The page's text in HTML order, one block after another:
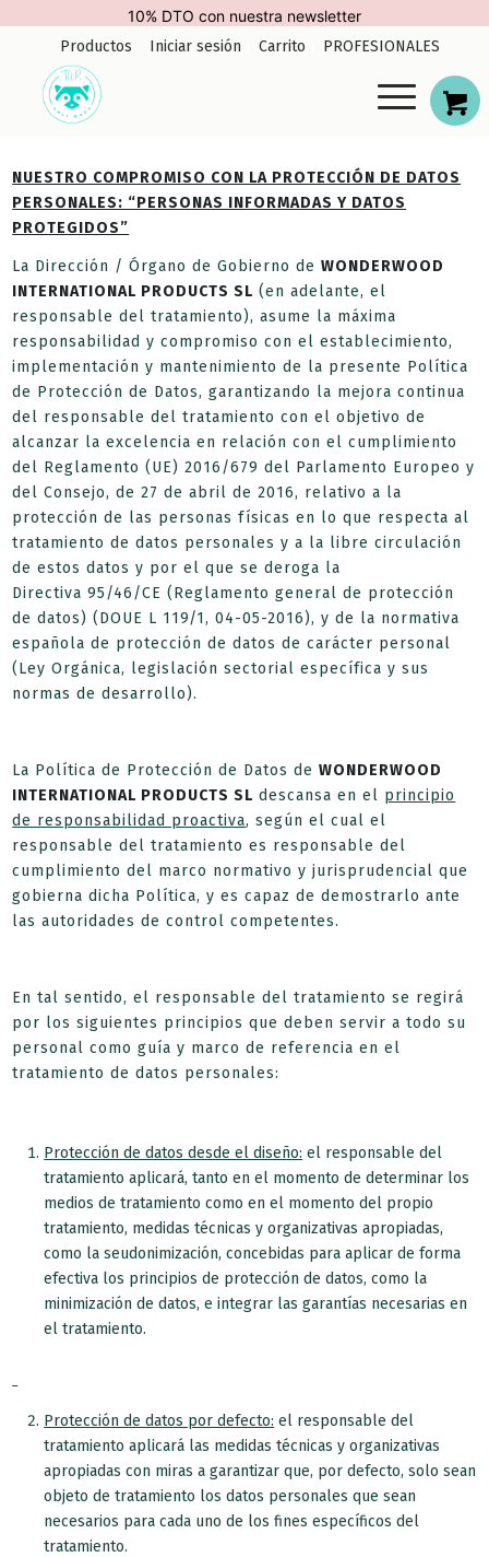
10% DTO con nuestra newsletter
Productos
Iniciar sesión Carrito PROFESIONALES
NUESTRO COMPROMISO CON LA PROTECCIÓN DE DATOS
PERSONALES: “PERSONAS INFORMADAS Y DATOS
PROTEGIDOS”
La Dirección / Órgano de Gobierno deWONDERWOOD
INTERNATIONAL PRODUCTS SL (en adelante, el
responsable del tratamiento), asume la máxima
responsabilidad y compromiso con el establecimiento,
implementación y mantenimiento de la presente Política
de Protección de Datos, garantizando la mejora continua
del responsable del tratamiento con el objetivo de
alcanzar la excelencia en relación con el cumplimiento
del Reglamento (UE) 2016/679 del Parlamento Europeo y
del Consejo, de 27 de abril de 2016, relativo a la
protección de las personas físicas en lo que respecta al
tratamiento de datos personales y a la libre circulación
de estos datos y por el que se deroga la
Directiva 95/46/CE (Reglamento general de protección
de datos) (DOUE L 119/1, 04-05-2016), y de la normativa
española de protección de datos de carácter personal
(Ley Orgánica, legislación sectorial específica y sus
normas de desarrollo).
La Política de Protección de Datos deWONDERWOOD
INTERNATIONAL PRODUCTS SL descansa en el principio
de responsabilidad proactiva, según el cual el
responsable del tratamiento es responsable del
cumplimiento del marco normativo y jurisprudencial que
gobierna dicha Política, y es capaz de demostrarlo ante
las autoridades de control competentes.
En tal sentido, el responsable del tratamiento se regirá
por los siguientes principios que deben servir a todo su
personal como guía y marco de referencia en el
tratamiento de datos personales:
Protección de datos desde el diseño: el responsable del
tratamiento aplicará, tanto en el momento de determinar los
medios de tratamiento como en el momento del propio
tratamiento, medidas técnicas y organizativas apropiadas,
como la seudonimización, concebidas para aplicar de forma
efectiva los principios de protección de datos, como la
minimización de datos, e integrar las garantías necesarias en
el tratamiento.
Protección de datos por defecto: el responsable del
tratamiento aplicará las medidas técnicas y organizativas
apropiadas con miras a garantizar que, por defecto, solo sean
objeto de tratamiento los datos personales que sean
necesarios para cada uno de los fines específicos del
tratamiento.